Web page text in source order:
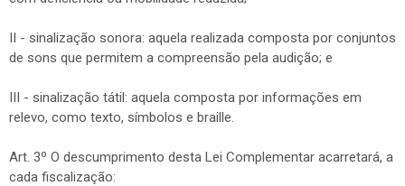
II - sinalização sonora: aquela realizada composta por conjuntos
de sons que permitem a compreensão pela audição; e
III - sinalização tátil: aquela composta por informações em
relevo, como texto, símbolos e braille.
Art. 3º O descumprimento desta Lei Complementar acarretará, a
cada fiscalização: